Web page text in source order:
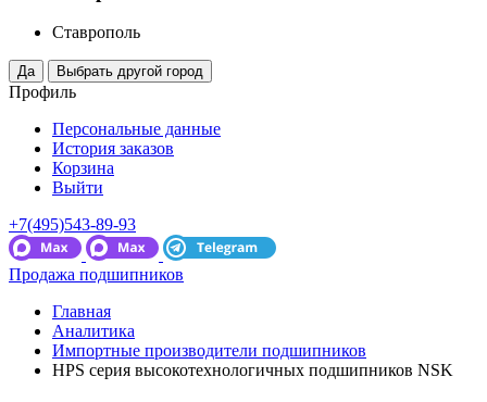
Ставрополь
Профиль
Персональные данные
История заказов
Корзина
Выйти
+7(495)543-89-93
Продажа подшипников
Главная
Аналитика
Импортные производители подшипников
HPS серия высокотехнологичных подшипников NSK